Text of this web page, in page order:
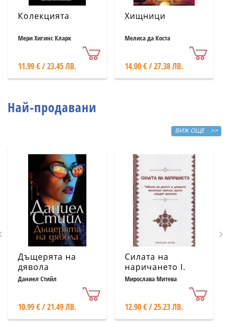
Колекцията
Мери Хигинс Кларк
11.99 € / 23.45 ЛВ.
Хищници
Мелиса да Коста
14.00 € / 27.38 ЛВ.
Най-продавани
ВИЖ ОЩЕ >>
Дъщерята на
дявола
Даниел Стийл
10.99 € / 21.49 ЛВ.
Силата на
наричането І.
Тайната на
български
обичаи, които
Мирослава Митева
12.90 € / 25.23 ЛВ.